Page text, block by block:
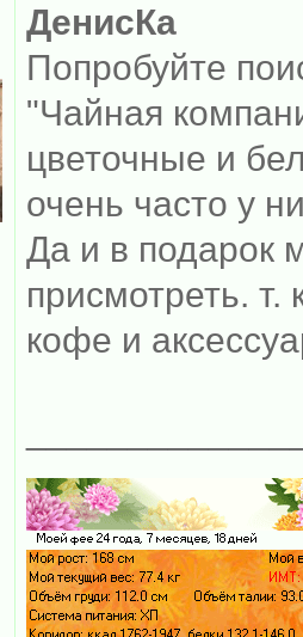
ДенисКа
Попробуйте
"Чайная
цветочные и
очень часто у
Да и в подарок
присмотреть.
кофе и